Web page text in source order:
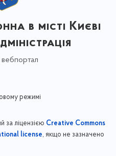
в місті Києві
вебпортал
режимі
за ліцензією Creative Commons
license, якщо не зазначено